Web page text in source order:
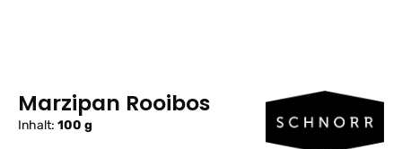
Marzipan Rooibos
Inhalt: 100 g